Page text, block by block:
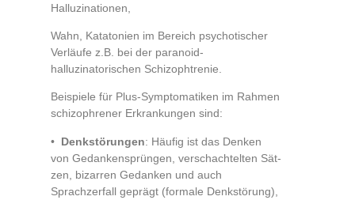
Halluzinationen,
Wahn, Katatonien im Bereich psychotischer
Verläufe z.B. bei der paranoid-
halluzinatorischen Schizophtrenie.
Beispiele für Plus-Symptomatiken im Rahmen
schizophrener Erkrankungen sind:
• Denkstörungen: Häufig ist das Denken
von Gedankensprüngen, verschachtelten Sät-
zen, bizarren Gedanken und auch
Sprachzerfall geprägt (formale Denkstörung),